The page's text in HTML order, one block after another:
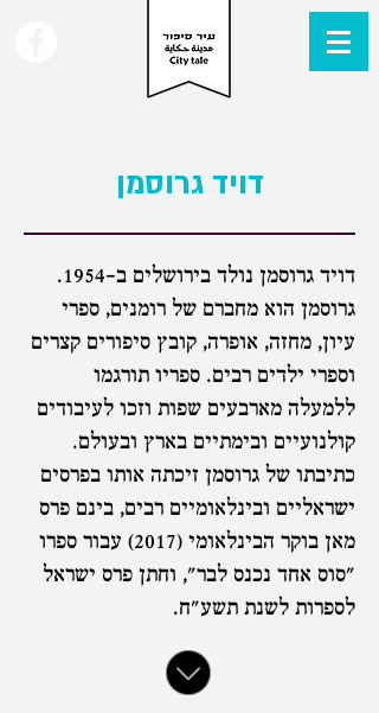
דוידגרוסמן
דויד גרוסמן נולד בירושלים ב-1954.
גרוסמן הוא מחברם של רומנים, ספרי
עיון, מחזה, אופרה, קובץ סיפורים קצרים
וספרי ילדים רבים. ספריו תורגמו
ללמעלה מארבעים שפות וזכו לעיבודים
קולנועיים ובימתיים בארץ ובעולם.
כתיבתו של גרוסמן זיכתה אותו בפרסים
ישראליים ובינלאומיים רבים, בינם פרס
מאן בוקר הבינלאומי (2017) עבור ספרו
"סוס אחד נכנס לבר", וחתן פרס ישראל
לספרות לשנת תשע"ח.